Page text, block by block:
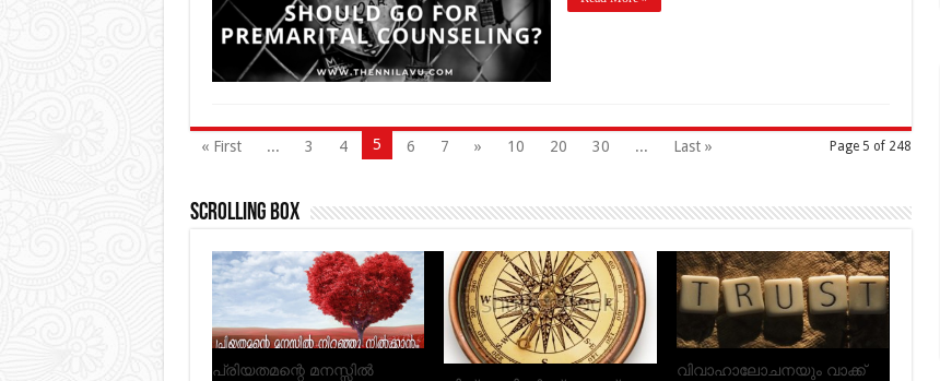
Page 5 of 248
« First ... 3 4 5 6 7 » 10 20 30 ... Last »
Scrolling Box
മണവാട്ടിപ്പെണ്ണിനോട് ചിലത്.
ഭാര്യമാരോട് പെരുമാറേണ്ട